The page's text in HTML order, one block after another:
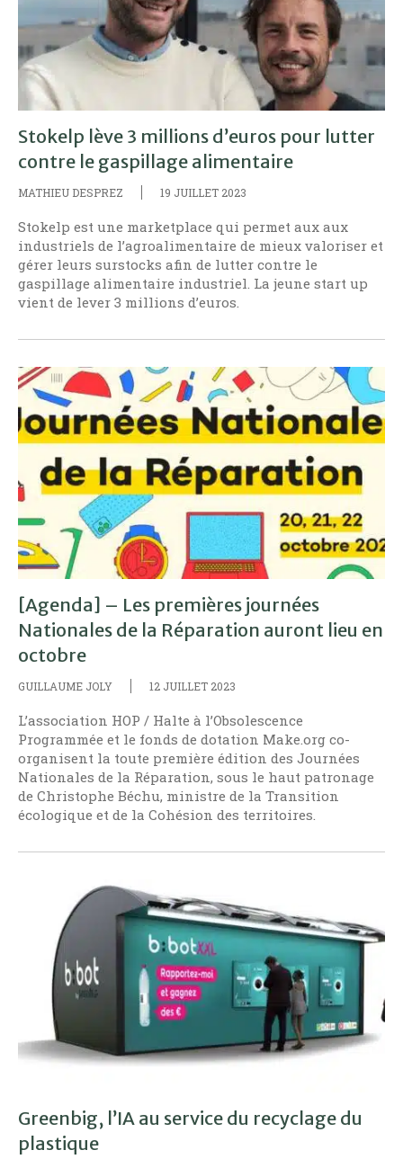
Stokelp lève 3 millions d’euros pour lutter
contre le gaspillage alimentaire
MATHIEU DESPREZ 19 JUILLET 2023
Stokelp est une marketplace qui permet aux aux
industriels de l’agroalimentaire de mieux valoriser et
gérer leurs surstocks afin de lutter contre le
gaspillage alimentaire industriel. La jeune start up
vient de lever 3 millions d’euros.
[Agenda] – Les premières journées
Nationales de la Réparation auront lieu en
octobre
GUILLAUME JOLY 12 JUILLET 2023
L’association HOP / Halte à l’Obsolescence
Programmée et le fonds de dotation Make.org co-
organisent la toute première édition des Journées
Nationales de la Réparation, sous le haut patronage
de Christophe Béchu, ministre de la Transition
écologique et de la Cohésion des territoires.
Greenbig, l’IA au service du recyclage du
plastique